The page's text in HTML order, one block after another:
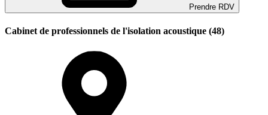
Prendre RDV
Cabinet de professionnels de l'isolation acoustique (48)